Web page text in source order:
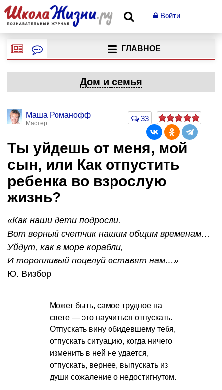
Войти
ГЛАВНОЕ
Дом и семья
Mаша Романофф
Мастер
33
Ты уйдешь от меня, мой
сын, или Как отпустить
ребенка во взрослую
жизнь?
«Как наши дети подросли.
Вот верный счетчик нашим общим временам…
Уйдут, как в море корабли,
И торопливый поцелуй оставят нам…»
Ю. Визбор
Может быть, самое трудное на
свете — это научиться отпускать.
Отпускать вину обидевшему тебя,
отпускать ситуацию, когда ничего
изменить в ней не удается,
отпускать, вернее, выпускать из
души сожаление о недостигнутом.